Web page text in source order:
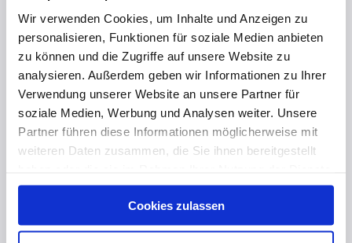
Wir verwenden Cookies, um Inhalte und Anzeigen zu
personalisieren, Funktionen für soziale Medien anbieten
zu können und die Zugriffe auf unsere Website zu
analysieren. Außerdem geben wir Informationen zu Ihrer
Verwendung unserer Website an unsere Partner für
soziale Medien, Werbung und Analysen weiter. Unsere
Partner führen diese Informationen möglicherweise mit
weiteren Daten zusammen, die Sie ihnen bereitgestellt
gesammelt haben. Hier finden Sie Informationen zum
und unserImpressum.
Cookies zulassen
vor 5 Monaten
Schon die erste Kosten­schätzung mit System